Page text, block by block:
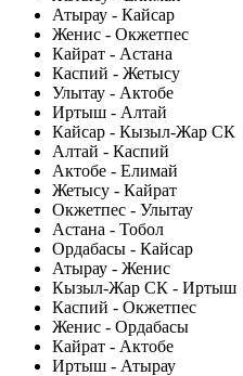
Атырау - Кайсар
Женис - Окжетпес
Кайрат - Астана
Каспий - Жетысу
Улытау - Актобе
Иртыш - Алтай
Кайсар - Кызыл-Жар СК
Алтай - Каспий
Актобе - Елимай
Жетысу - Кайрат
Окжетпес - Улытау
Астана - Тобол
Ордабасы - Кайсар
Атырау - Женис
Кызыл-Жар СК - Иртыш
Каспий - Окжетпес
Женис - Ордабасы
Кайрат - Актобе
Иртыш - Атырау